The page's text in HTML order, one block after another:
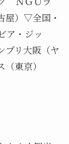
屋）▽全国・
ア・ジッ
プリ大阪（ヤ
東京）